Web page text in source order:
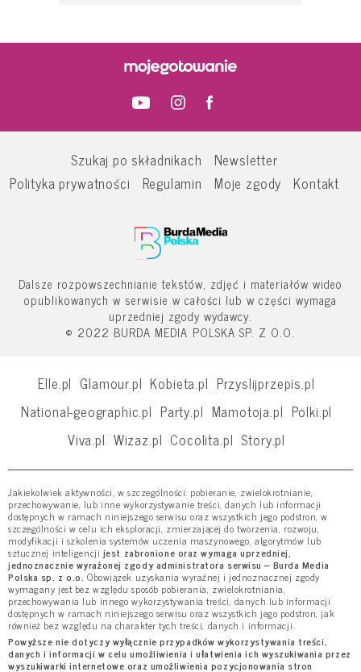
Szukaj po składnikach
Newsletter
Polityka prywatności
Regulamin Moje zgody Kontakt
Dalsze rozpowszechnianie tekstów, zdjęć i materiałów wideo
opublikowanych w serwisie w całości lub w części wymaga
uprzedniej zgody wydawcy.
© 2022 BURDA MEDIA POLSKA SP. Z O.O.
Elle.pl Glamour.pl Kobieta.pl Przyslijprzepis.pl
National-geographic.pl Party.pl Mamotoja.pl Polki.pl
Viva.pl Wizaz.pl Cocolita.pl Story.pl
Jakiekolwiek aktywności, w szczególności: pobieranie, zwielokrotnianie,
przechowywanie, lub inne wykorzystywanie treści, danych lub informacji
dostępnych w ramach niniejszego serwisu oraz wszystkich jego podstron, w
szczególności w celu ich eksploracji, zmierzającej do tworzenia, rozwoju,
modyfikacji i szkolenia systemów uczenia maszynowego, algorytmów lub
sztucznej inteligencji jest zabronione oraz wymaga uprzedniej,
jednoznacznie wyrażonej zgody administratora serwisu – Burda Media
Polska sp. z o.o. Obowiązek uzyskania wyraźnej i jednoznacznej zgody
wymagany jest bez względu sposób pobierania, zwielokrotniania,
przechowywania lub innego wykorzystywania treści, danych lub informacji
dostępnych w ramach niniejszego serwisu oraz wszystkich jego podstron, jak
również bez względu na charakter tych treści, danych i informacji.
Powyższe nie dotyczy wyłącznie przypadków wykorzystywania treści,
danych i informacji w celu umożliwienia i ułatwienia ich wyszukiwania przez
wyszukiwarki internetowe oraz umożliwienia pozycjonowania stron